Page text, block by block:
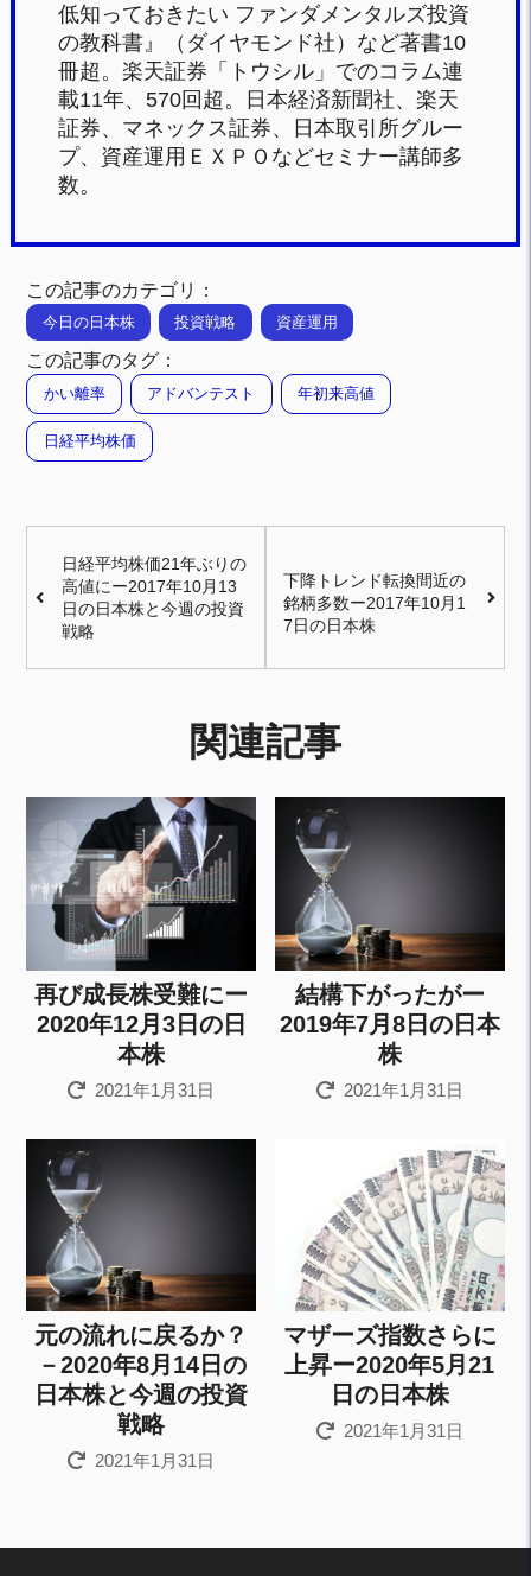
低知っておきたい ファンダメンタルズ投資
の教科書』（ダイヤモンド社）など著書10
冊超。楽天証券「トウシル」でのコラム連
載11年、570回超。日本経済新聞社、楽天
証券、マネックス証券、日本取引所グルー
プ、資産運用ＥＸＰＯなどセミナー講師多
数。
この記事のカテゴリ：
今日の日本株 投資戦略 資産運用
この記事のタグ：
かい離率 アドバンテスト 年初来高値
日経平均株価
日経平均株価21年ぶりの
高値にー2017年10月13
日の日本株と今週の投資
戦略
下降トレンド転換間近の
銘柄多数ー2017年10月1
7日の日本株
関連記事
再び成長株受難にー
2020年12月3日の日
本株
2021年1月31日
結構下がったがー
2019年7月8日の日本
株
2021年1月31日
元の流れに戻るか？
－2020年8月14日の
日本株と今週の投資
戦略
2021年1月31日
マザーズ指数さらに
上昇ー2020年5月21
日の日本株
2021年1月31日